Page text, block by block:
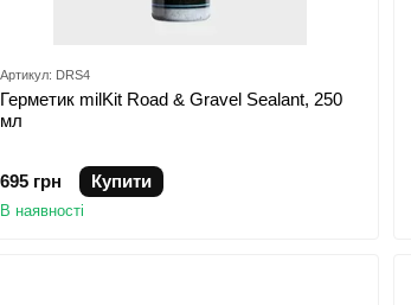
Артикул: DRS4
Герметик milKit Road & Gravel Sealant, 250
мл
695 грн Купити
В наявності